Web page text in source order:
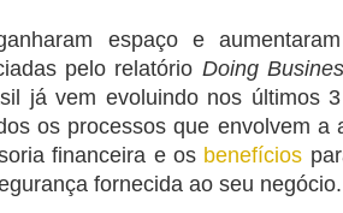
espaço e
pelo relatório Doing
já vem evoluindo nos últimos
os processos que envolvem a
financeira e os benefícios
fornecida ao seu negócio.